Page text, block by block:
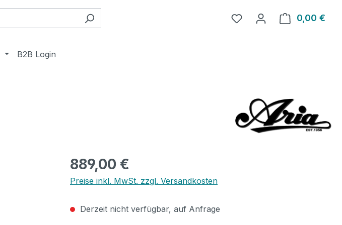
0,00 €
B2B Login
Regulärer Preis:
889,00 €
Preise inkl. MwSt. zzgl. Versandkosten
Derzeit nicht verfügbar, auf Anfrage